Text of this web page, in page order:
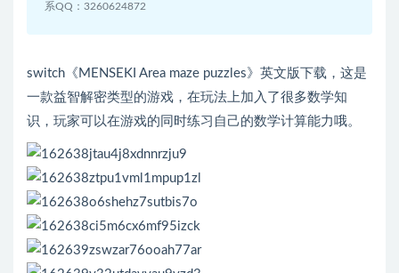
系QQ：3260624872
switch《MENSEKI Area maze puzzles》英文版下载，这是
一款益智解密类型的游戏，在玩法上加入了很多数学知
识，玩家可以在游戏的同时练习自己的数学计算能力哦。